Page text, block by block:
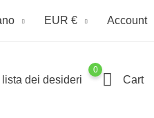
EUR € Account
lista dei desideri
0
Cart